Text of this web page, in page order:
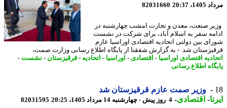
20:37
82031660
صنعت، معدن و تجارت امشب چهارشنبه در
سفر به اسلام آباد، برای شرکت در نشست
بین دولتی اتحادیه اقتصادی اوراسیا عازم
شد. - به گزارش شفقنا از پایگاه اطلاع رسانی وزارت صمت،
اقتصادی اوراسیا -اقتصادی-اوراسیا -اتحادیه-قرقیزستان-نشست-
اطلاع رسانی
وزیر صمت عازم قرقیزستان شد
-اقتصادی-4 روز پیش - چهارشنبه 14 مرداد 1405، 20:25 82031595